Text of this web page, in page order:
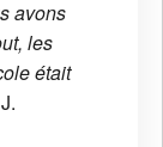
avons
les
était